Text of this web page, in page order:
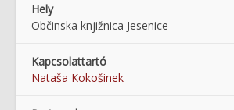
Hely
Občinska knjižnica Jesenice
Kapcsolattartó
Nataša Kokošinek